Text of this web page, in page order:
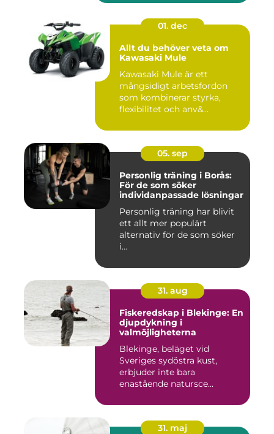
01. dec
Allt du behöver veta om
Kawasaki Mule
Kawasaki Mule är ett
mångsidigt arbetsfordon
som kombinerar styrka,
flexibilitet och anv&...
05. sep
Personlig träning i Borås:
För de som söker
individanpassade lösningar
Personlig träning har blivit
ett allt mer populärt
alternativ för de som söker
i...
31. aug
Fiskeredskap i Blekinge: En
djupdykning i
valmöjligheterna
Blekinge, beläget vid
Sveriges sydöstra kust,
erbjuder inte bara
enastående natursce...
31. maj